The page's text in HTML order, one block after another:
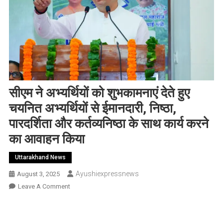
सीएम ने अभ्यर्थियों को शुभकामनाएं देते हुए
चयनित अभ्यर्थियों से ईमानदारी, निष्ठा,
पारदर्शिता और कर्तव्यनिष्ठा के साथ कार्य करने
का आवाहन किया
Uttarakhand News
August 3, 2025 Ayushiexpressnews
Leave A CommentOn